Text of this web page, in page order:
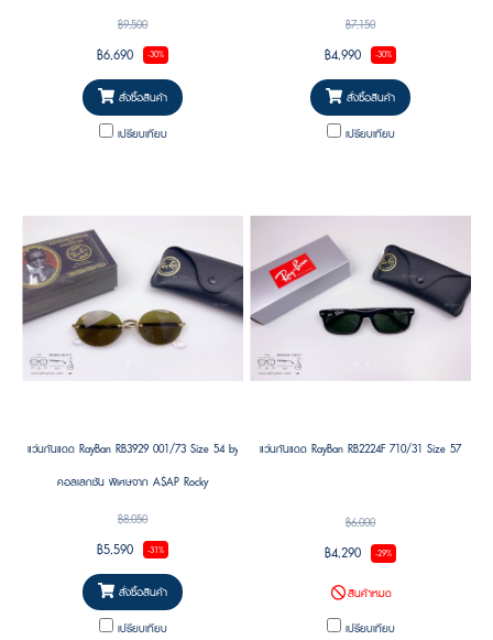
฿9,500
฿6,690 -30%
สั่งซื้อสินค้า
เปรียบเทียบ
Store แห่งแรกในเกาหลี โดดเด่นด้วยดีไซน์ร่วมสมัย
ที่ยังคงเอกลักษณ์แบบ Ray-Ban พร้อมความพอง
ตัวเป็นเอกลักษณ์ในสไตล์ “Puffer” ที่กำลังเป็นเท
รนด์
฿7,150
฿4,990 -30%
สั่งซื้อสินค้า
เปรียบเทียบ
แว่นกันแดด RayBan RB3929 001/73 Size 54 by A$AP ASAP Rocky
คอลเลกชัน พิเศษจาก A$AP Rocky
฿8,050
฿5,590 -31%
สั่งซื้อสินค้า
เปรียบเทียบ
แว่นกันแดด RayBan RB2224F 710/31 Size 57
฿6,000
฿4,290 -29%
สินค้าหมด
เปรียบเทียบ